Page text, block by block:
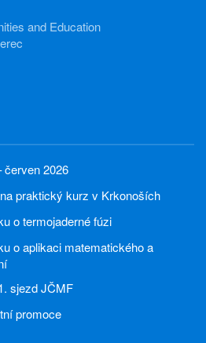
and Education
červen 2026
praktický kurz v Krkonoších
o termojaderné fúzi
o aplikaci matematického a
sjezd JČMF
promoce